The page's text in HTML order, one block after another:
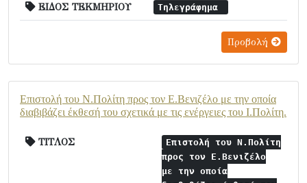
ΕΙΔΟΣ ΤΕΚΜΗΡΙΟΥ Τηλεγράφημα
Προβολή
Επιστολή του Ν.Πολίτη προς τον Ε.Βενιζέλο με την οποία
διαβιβάζει έκθεσή του σχετικά με τις ενέργειες του Ι.Πολίτη.
ΤΙΤΛΟΣ
Επιστολή του Ν.Πολίτη
προς τον Ε.Βενιζέλο
με την οποία